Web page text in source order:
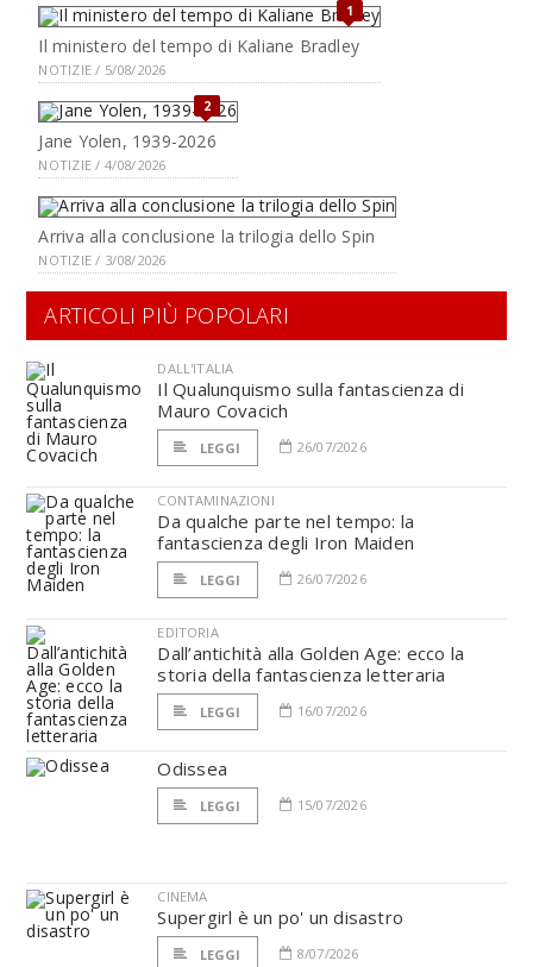
1
Il ministero del tempo di Kaliane Bradley
NOTIZIE / 5/08/2026
2
Jane Yolen, 1939-2026
NOTIZIE / 4/08/2026
Arriva alla conclusione la trilogia dello Spin
NOTIZIE / 3/08/2026
ARTICOLI PIÙ POPOLARI
DALL'ITALIA
Il Qualunquismo sulla fantascienza di
Mauro Covacich
LEGGI 26/07/2026
CONTAMINAZIONI
Da qualche parte nel tempo: la
fantascienza degli Iron Maiden
LEGGI 26/07/2026
EDITORIA
Dall’antichità alla Golden Age: ecco la
storia della fantascienza letteraria
LEGGI 16/07/2026
Odissea
LEGGI 15/07/2026
CINEMA
Supergirl è un po' un disastro
LEGGI 8/07/2026